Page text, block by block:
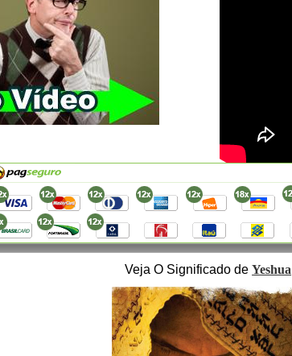
Veja O Significado de Yeshua